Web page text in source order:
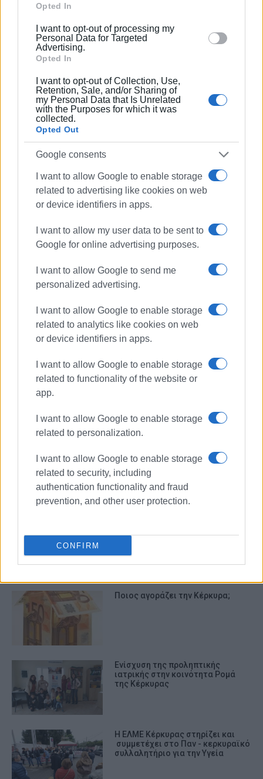
Google and its third-party tags to use your data for
section.
Opted In
I want to opt-out of processing my
Personal Data for Targeted
Advertising.
Opted In
I want to opt-out of Collection, Use,
Retention, Sale, and/or Sharing of
my Personal Data that Is Unrelated
with the Purposes for which it was
collected.
Opted Out
Google consents
I want to allow Google to enable storage
related to advertising like cookies on web
or device identifiers in apps.
I want to allow my user data to be sent to
Google for online advertising purposes.
I want to allow Google to send me
personalized advertising.
I want to allow Google to enable storage
related to analytics like cookies on web
or device identifiers in apps.
I want to allow Google to enable storage
related to functionality of the website or
app.
I want to allow Google to enable storage
related to personalization.
I want to allow Google to enable storage
related to security, including
authentication functionality and fraud
prevention, and other user protection.
CONFIRM
Πέτσας Στέλιος
Επιδημιολογικό Φορτίο
Επιχειρήσεις Κομμωτήρια
Εκκλησίες Lockdown
Περιοριστικά Μέτρα Διασπορά
Ποιος αγοράζει την Κέρκυρα;
Ενίσχυση της προληπτικής
ιατρικής στην κοινότητα Ρομά
της Κέρκυρας
Η ΕΛΜΕ Κέρκυρας στηρίζει και
συμμετέχει στο Παν - κερκυραϊκό
συλλαλητήριο για την Υγεία